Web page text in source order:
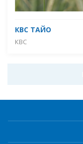
КВС ТАЙО
КВС